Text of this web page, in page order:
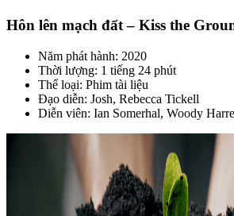
Hôn lên mạch đất – Kiss the
Năm phát hành: 2020
Thời lượng: 1 tiếng 24 phút
Thể loại: Phim tài liệu
Đạo diễn: Josh, Rebecca Tickell
Diễn viên: Ian Somerhal, Woody